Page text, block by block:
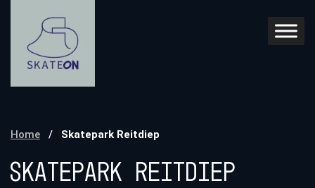
Home / Skatepark Reitdiep
Skatepark Reitdiep